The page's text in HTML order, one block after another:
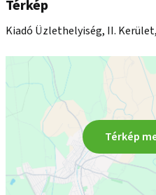
Fenntartási és üzemeltetési díj:
Térkép
Kiadó Üzlethelyiség, II.
Térkép